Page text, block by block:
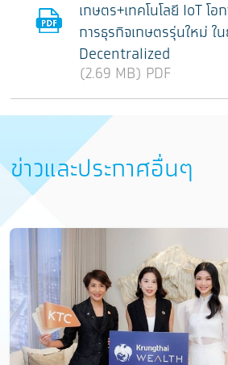
เกษตร+เทคโนโลยี IoT โ
การธุรกิจเกษตรรุ่นใหม่ ใ
Decentralized
(2.69 MB) PDF
ข่าวและประกาศอื่นๆ